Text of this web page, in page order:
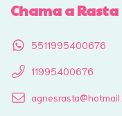
Chama a Rasta
5511995400676
11995400676